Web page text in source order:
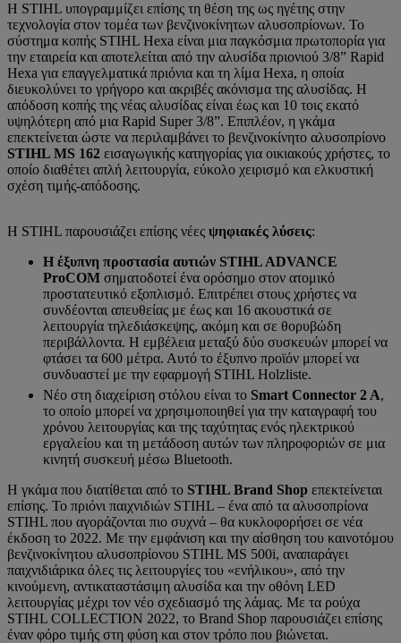
Η STIHL υπογραμμίζει επίσης τη θέση της ως ηγέτης στην
τεχνολογία στον τομέα των βενζινοκίνητων αλυσοπρίονων. Το
σύστημα κοπής STIHL Hexa είναι μια παγκόσμια πρωτοπορία για
την εταιρεία και αποτελείται από την αλυσίδα πριονιού 3/8” Rapid
Hexa για επαγγελματικά πριόνια και τη λίμα Hexa, η οποία
διευκολύνει το γρήγορο και ακριβές ακόνισμα της αλυσίδας. Η
απόδοση κοπής της νέας αλυσίδας είναι έως και 10 τοις εκατό
υψηλότερη από μια Rapid Super 3/8”. Επιπλέον, η γκάμα
επεκτείνεται ώστε να περιλαμβάνει το βενζινοκίνητο αλυσοπρίονο
STIHL MS 162 εισαγωγικής κατηγορίας για οικιακούς χρήστες, το
οποίο διαθέτει απλή λειτουργία, εύκολο χειρισμό και ελκυστική
σχέση τιμής-απόδοσης.
Η STIHL παρουσιάζει επίσης νέες ψηφιακές λύσεις:
Η έξυπνη προστασία αυτιών STIHL ADVANCE
ProCOM σηματοδοτεί ένα ορόσημο στον ατομικό
προστατευτικό εξοπλισμό. Επιτρέπει στους χρήστες να
συνδέονται απευθείας με έως και 16 ακουστικά σε
λειτουργία τηλεδιάσκεψης, ακόμη και σε θορυβώδη
περιβάλλοντα. Η εμβέλεια μεταξύ δύο συσκευών μπορεί να
φτάσει τα 600 μέτρα. Αυτό το έξυπνο προϊόν μπορεί να
συνδυαστεί με την εφαρμογή STIHL Holzliste.
Νέο στη διαχείριση στόλου είναι το Smart Connector 2 A,
το οποίο μπορεί να χρησιμοποιηθεί για την καταγραφή του
χρόνου λειτουργίας και της ταχύτητας ενός ηλεκτρικού
εργαλείου και τη μετάδοση αυτών των πληροφοριών σε μια
κινητή συσκευή μέσω Bluetooth.
Η γκάμα που διατίθεται από το STIHL Brand Shop επεκτείνεται
επίσης. Το πριόνι παιχνιδιών STIHL – ένα από τα αλυσοπρίονα
STIHL που αγοράζονται πιο συχνά – θα κυκλοφορήσει σε νέα
έκδοση το 2022. Με την εμφάνιση και την αίσθηση του καινοτόμου
βενζινοκίνητου αλυσοπρίονου STIHL MS 500i, αναπαράγει
παιχνιδιάρικα όλες τις λειτουργίες του «ενήλικου», από την
κινούμενη, αντικαταστάσιμη αλυσίδα και την οθόνη LED
λειτουργίας μέχρι τον νέο σχεδιασμό της λάμας. Με τα ρούχα
STIHL COLLECTION 2022, το Brand Shop παρουσιάζει επίσης
έναν φόρο τιμής στη φύση και στον τρόπο που βιώνεται.